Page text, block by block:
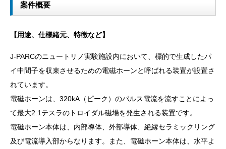
案件概要
【用途、仕様緒元、特徴など】
J-PARCのニュートリノ実験施設内において、標的で生成したパ
イ中間子を収束させるための電磁ホーンと呼ばれる装置が設置さ
れています。
電磁ホーンは、320kA（ピーク）のパルス電流を流すことによっ
て最大2.1テスラのトロイダル磁場を発生される装置です。
電磁ホーン本体は、内部導体、外部導体、絶縁セラミックリング
及び電流導入部からなります。また、電磁ホーン本体は、水平よ